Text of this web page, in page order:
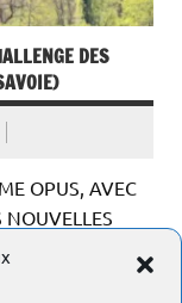
DES
OPUS, AVEC
NOUVELLES
2023